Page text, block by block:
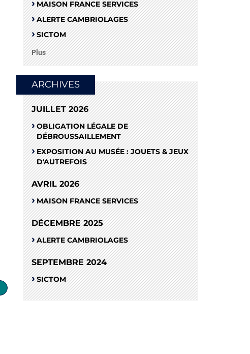
MAISON FRANCE SERVICES
ALERTE CAMBRIOLAGES
SICTOM
Plus
ARCHIVES
JUILLET 2026
OBLIGATION LÉGALE DE
DÉBROUSSAILLEMENT
EXPOSITION AU MUSÉE : JOUETS & JEUX
D'AUTREFOIS
AVRIL 2026
MAISON FRANCE SERVICES
DÉCEMBRE 2025
ALERTE CAMBRIOLAGES
SEPTEMBRE 2024
SICTOM